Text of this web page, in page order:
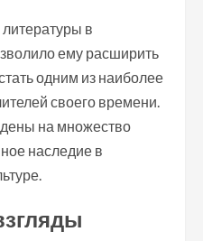
в
ему расширить
одним из наиболее
своего времени.
на множество
наследие в